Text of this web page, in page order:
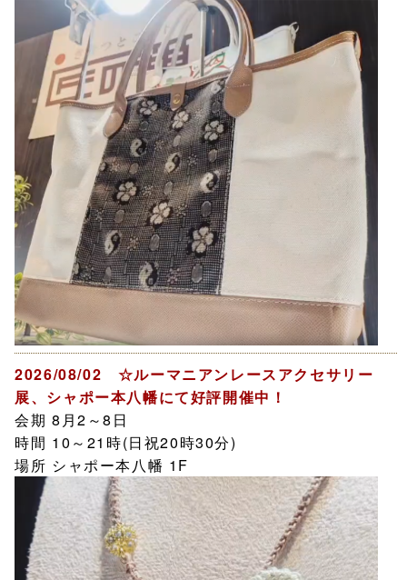
2026/08/02 ☆ルーマニアンレースアクセサリー
展、シャポー本八幡にて好評開催中！
会期 8月2～8日
時間 10～21時(日祝20時30分)
場所 シャポー本八幡 1F